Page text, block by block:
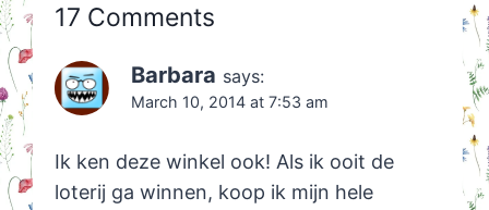
17 Comments
Barbara says:
March 10, 2014 at 7:53 am
Ik ken deze winkel ook! Als ik ooit de
loterij ga winnen, koop ik mijn hele